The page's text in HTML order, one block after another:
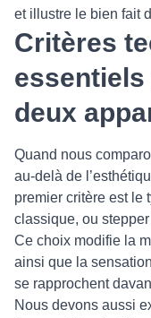
et illustre le bien fait
Critères
deux
Quand nous
au‑delà de
premier critère est le
classique, ou
Ce choix modifie la
ainsi que la
se rapprochent
Nous devons aussi